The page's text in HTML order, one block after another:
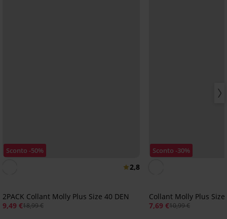
Sconto -50%
2,8
2PACK Collant Molly Plus Size 40 DEN
9,49 €18,99 €
Sconto -30%
Collant Molly Plus Size
7,69 €10,99 €